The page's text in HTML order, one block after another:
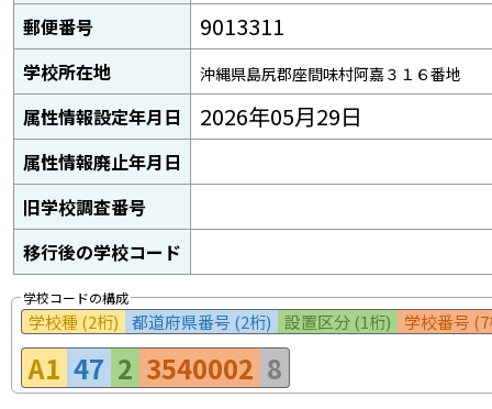
郵便番号 9013311
学校所在地 沖縄県島尻郡座間味村阿嘉３１６番地
属性情報設定年月日 2026年05月29日
属性情報廃止年月日
旧学校調査番号
移行後の学校コード
学校コードの構成
学校種 (2桁) 都道府県番号 (2桁) 設置区分 (1桁) 学校番号
A1 47 2 3540002 8